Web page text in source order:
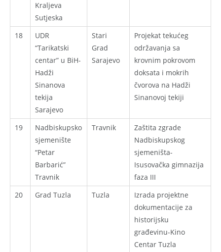
Kraljeva
Sutjeska
18
UDR
“Tarikatski
centar” u BiH-
Hadži
Sinanova
tekija
Sarajevo
Stari
Grad
Sarajevo
Projekat tekućeg
održavanja sa
krovnim pokrovom
doksata i mokrih
čvorova na Hadži
Sinanovoj tekiji
19
Nadbiskupsko
sjemenište
“Petar
Barbarić”
Travnik
Travnik
Zaštita zgrade
Nadbiskupskog
sjemeništa-
Isusovačka gimnazija
faza III
20
Grad Tuzla Tuzla
Izrada projektne
dokumentacije za
historijsku
građevinu-Kino
Centar Tuzla